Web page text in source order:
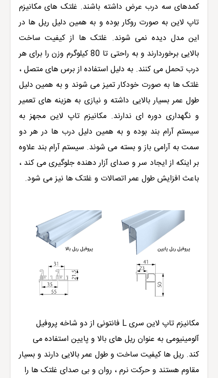
کمدهای سه درب عرض داشته باشند. غلتک های مکانیزم
تاپ لاین به صورت روکار بوده و به همین دلیل ریل ها در
این مدل دیده نمی شوند. غلتک ها از کیفیت ساخت
بالایی برخوردارند و به راحتی تا 80 کیلوگرم وزن را برای هر
درب تحمل می کنند. به دلیل استفاده از برس های متصل ،
غلتک ها به صورت خودکار تمیز می شوند و به همین دلیل
طول عمر بسیار بالایی داشته و نیازی به هزینه های تعمیر
و نگهداری دوره ای ندارند. مکانیزم تاپ لاین مجهز به
سیستم آرام بند بوده و به همین دلیل درب ها در هر دو
سمت به آرامی باز و بسته می شوند. سیستم آرام بند علاوه
بر اینکه از ایجاد سر و صدای آزار دهنده جلوگیری می کند ،
باعث افزایش طول عمر اتصالات و غلتک ها نیز می شود.
مکانیزم تاپ لاین سری L فانتونی از دو شاخه پروفیل
آلومینیومی به عنوان ریل های بالا و پایین استفاده می
کند. ریل ها کیفیت ساخت و طول عمر بالایی دارند و بسیار
مقاوم هستند و حرکت نرم ، روان و بی صدای غلتک ها را